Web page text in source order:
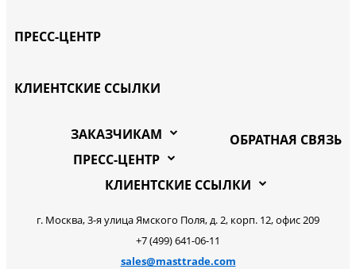
ПРЕСС-ЦЕНТР
КЛИЕНТСКИЕ ССЫЛКИ
ОБРАТНАЯ СВЯЗЬ
ЗАКАЗЧИКАМ
ПРЕСС-ЦЕНТР
КЛИЕНТСКИЕ ССЫЛКИ
г. Москва, 3-я улица Ямского Поля, д. 2, корп. 12, офис 209
+7 (499) 641-06-11
sales@masttrade.com